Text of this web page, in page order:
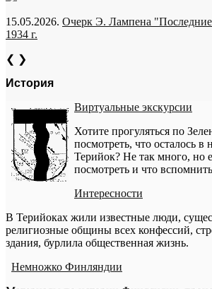
15.05.2026. Очерк Э. Лампена
1934 г.
❮ ❯
История
Виртуальные экскурсии
Хотите прогуляться по
посмотреть, что осталось в
Терийок? Не так много, но
посмотреть и что
Интересности
В Терийоках жили известные люди,
религиозные общины всех конфессий,
здания, бурлила общественная жизнь.
Немножко Финляндии